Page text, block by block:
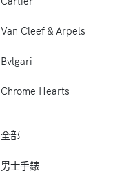
Van Cleef & Arpels
Bvlgari
Chrome Hearts
全部
男士手錶